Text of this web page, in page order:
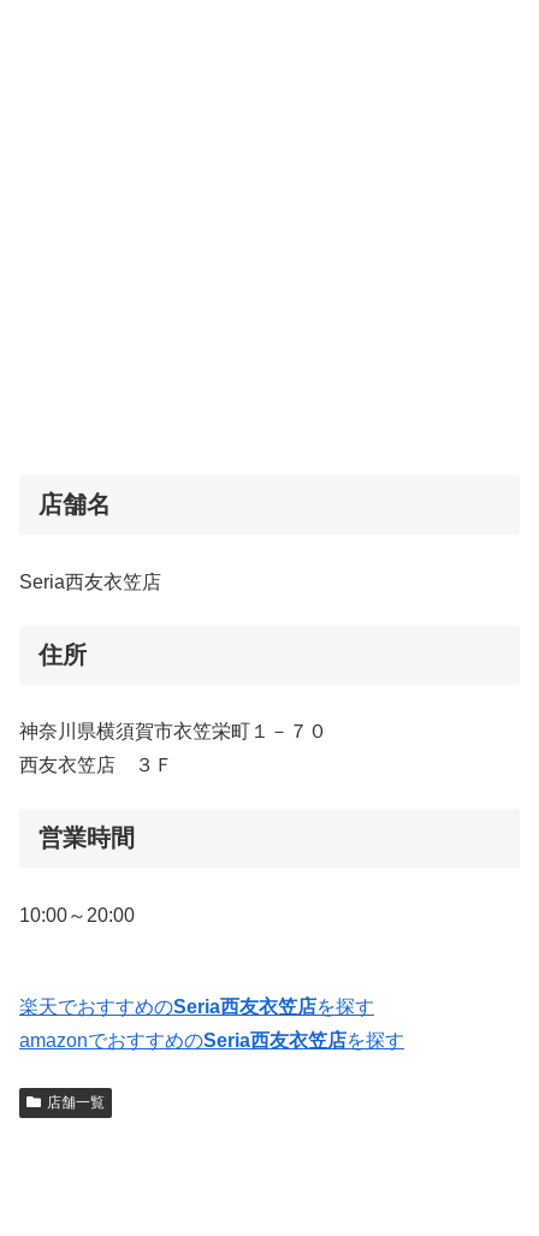
店舗名
Seria西友衣笠店
住所
神奈川県横須賀市衣笠栄町１－７０
西友衣笠店 ３Ｆ
営業時間
10:00～20:00
楽天でおすすめのSeria西友衣笠店を探す
amazonでおすすめのSeria西友衣笠店を探す
店舗一覧